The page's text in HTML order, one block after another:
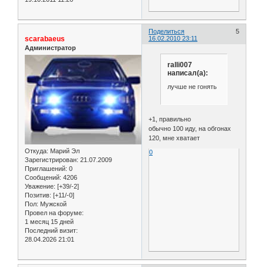
Поделиться
5
16.02.2010 23:11
scarabaeus
Администратор
Откуда: Марий Эл
Зарегистрирован: 21.07.2009
Приглашений: 0
Сообщений: 4206
Уважение: [+39/-2]
Позитив: [+11/-0]
Пол: Мужской
Провел на форуме:
1 месяц 15 дней
Последний визит:
28.04.2026 21:01
ralli007
написал(а):
лучше не гонять
+1, правильно
обычно 100 иду, на обгонах
120, мне хватает
0